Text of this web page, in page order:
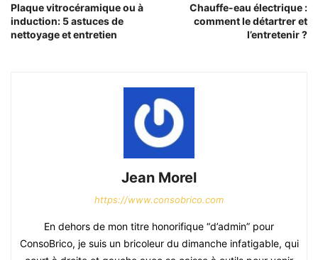
Plaque vitrocéramique ou à
induction: 5 astuces de
nettoyage et entretien
Chauffe-eau électrique :
comment le détartrer et
l’entretenir ?
Jean Morel
https://www.consobrico.com
En dehors de mon titre honorifique “d’admin” pour
ConsoBrico, je suis un bricoleur du dimanche infatigable, qui